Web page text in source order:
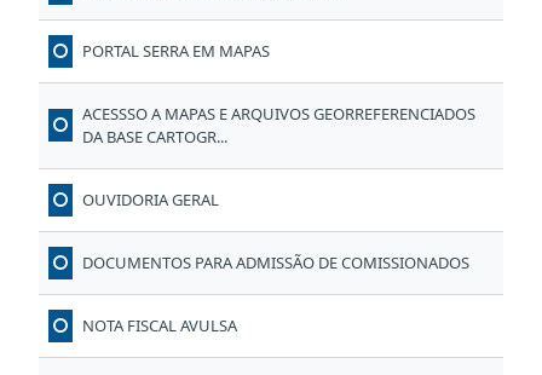
PORTAL SERRA EM MAPAS
ACESSSO A MAPAS E ARQUIVOS GEORREFERENCIADOS
DA BASE CARTOGR...
OUVIDORIA GERAL
DOCUMENTOS PARA ADMISSÃO DE COMISSIONADOS
NOTA FISCAL AVULSA